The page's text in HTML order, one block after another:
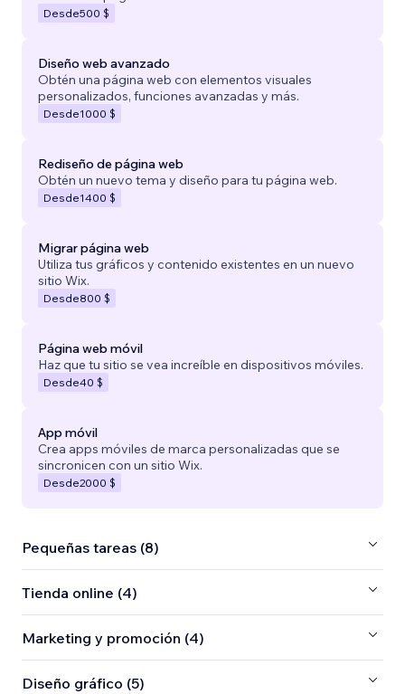
Desde500 $
Diseño web avanzado
Obtén una página web con elementos visuales
personalizados, funciones avanzadas y más.
Desde1000 $
Rediseño de página web
Obtén un nuevo tema y diseño para tu página web.
Desde1400 $
Migrar página web
Utiliza tus gráficos y contenido existentes en un nuevo
sitio Wix.
Desde800 $
Página web móvil
Haz que tu sitio se vea increíble en dispositivos móviles.
Desde40 $
App móvil
Crea apps móviles de marca personalizadas que se
sincronicen con un sitio Wix.
Desde2000 $
Pequeñas tareas (8)
Tienda online (4)
Marketing y promoción (4)
Diseño gráfico (5)